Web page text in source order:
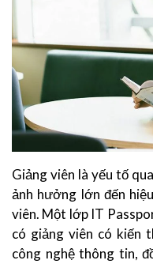
Giảng viên là yếu tố
ảnh hưởng lớn đến
viên. Một lớp IT
có giảng viên có kiến
công nghệ thông tin,